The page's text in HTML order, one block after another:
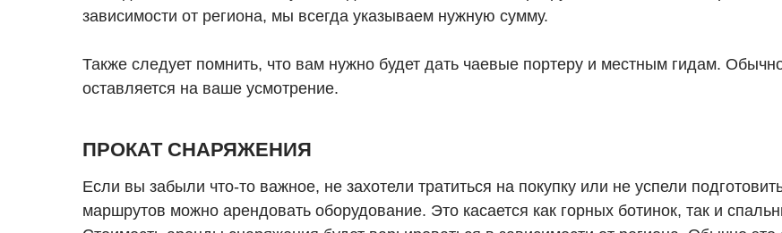
зависимости от региона, мы всегда указываем нужную сумму.
Также следует помнить, что вам нужно будет дать чаевые портеру и местным гидам.
оставляется на ваше усмотрение.
ПРОКАТ СНАРЯЖЕНИЯ
Если вы забыли что-то важное, не захотели тратиться на покупку или не успели
маршрутов можно арендовать оборудование. Это касается как горных ботинок, так и